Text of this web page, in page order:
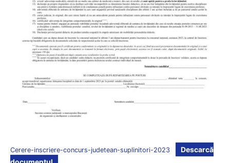
Cerere-inscriere-concurs-judetean-suplinitori-2023
Descarcă